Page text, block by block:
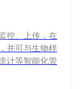
控、上传，在
并可与生物样
计等智能化管